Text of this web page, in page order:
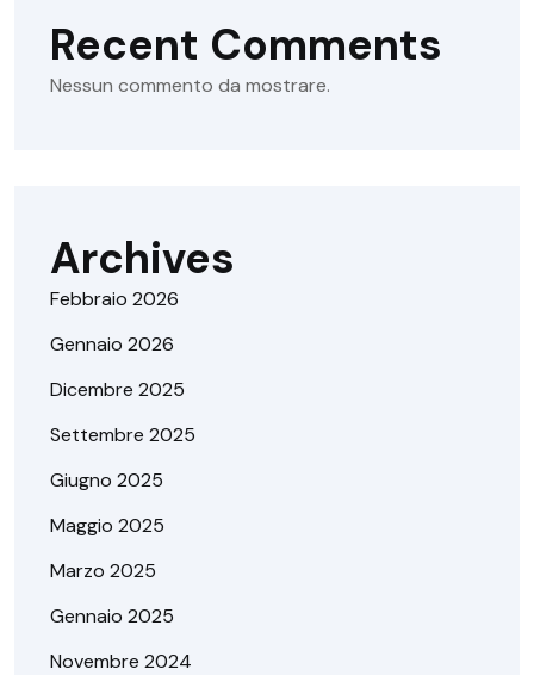
Recent Comments
Nessun commento da mostrare.
Archives
Febbraio 2026
Gennaio 2026
Dicembre 2025
Settembre 2025
Giugno 2025
Maggio 2025
Marzo 2025
Gennaio 2025
Novembre 2024